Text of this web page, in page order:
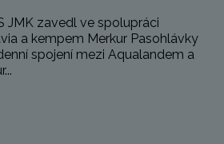
JMK zavedl ve spolupráci
a kempem Merkur Pasohlávky
spojení mezi Aqualandem a